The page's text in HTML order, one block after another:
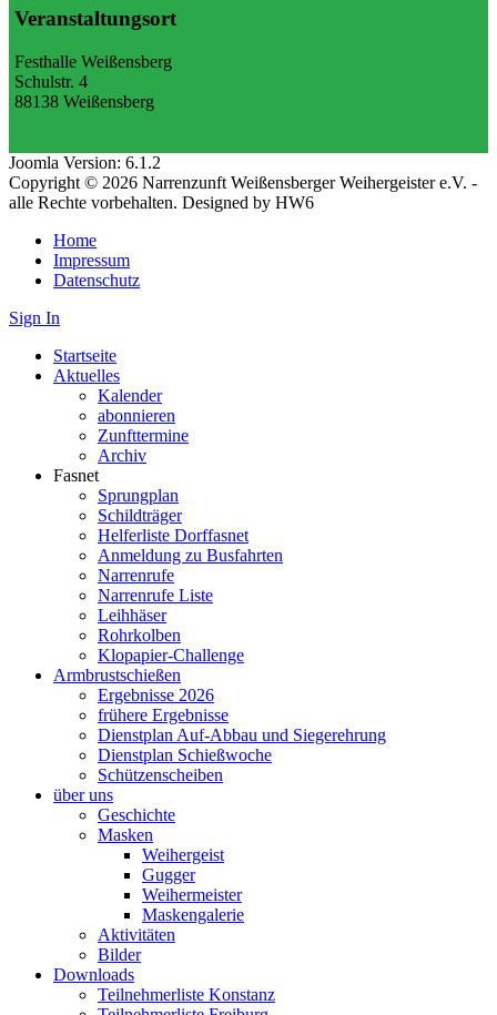
Veranstaltungsort
Festhalle Weißensberg
Schulstr. 4
88138 Weißensberg
Joomla Version: 6.1.2
Copyright © 2026 Narrenzunft Weißensberger Weihergeister e.V. -
alle Rechte vorbehalten. Designed by HW6
Home
Impressum
Datenschutz
Sign In
Startseite
Aktuelles
Kalender
abonnieren
Zunfttermine
Archiv
Fasnet
Sprungplan
Schildträger
Helferliste Dorffasnet
Anmeldung zu Busfahrten
Narrenrufe
Narrenrufe Liste
Leihhäser
Rohrkolben
Klopapier-Challenge
Armbrustschießen
Ergebnisse 2026
frühere Ergebnisse
Dienstplan Auf-Abbau und Siegerehrung
Dienstplan Schießwoche
Schützenscheiben
über uns
Geschichte
Masken
Weihergeist
Gugger
Weihermeister
Maskengalerie
Aktivitäten
Bilder
Downloads
Teilnehmerliste Konstanz